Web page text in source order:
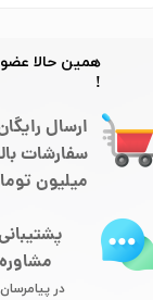
ارسال
میلیون
مشاوره
در
​​همین حالا عضو
!